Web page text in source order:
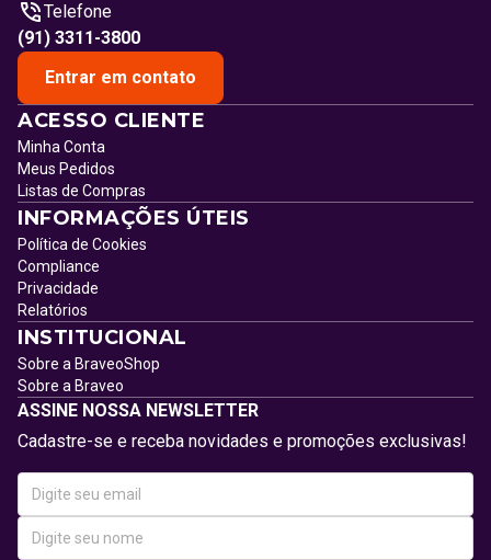
Telefone
(91) 3311-3800
Entrar em contato
ACESSO CLIENTE
Minha Conta
Meus Pedidos
Listas de Compras
INFORMAÇÕES ÚTEIS
Política de Cookies
Compliance
Privacidade
Relatórios
INSTITUCIONAL
Sobre a BraveoShop
Sobre a Braveo
ASSINE NOSSA NEWSLETTER
Cadastre-se e receba novidades e promoções exclusivas!